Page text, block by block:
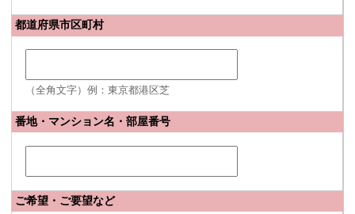
都道府県市区町村
（全角文字）例：東京都港区芝
番地・マンション名・部屋番号
ご希望・ご要望など